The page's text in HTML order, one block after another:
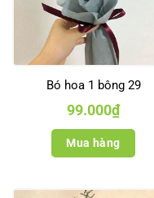
Bó hoa 1 bông 29
99.000₫
Mua hàng